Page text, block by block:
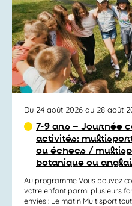
Du 24 août 2026 au 28 août
7-9 ans – Journée
activités:
ou échecs /
botanique ou
Au programme Vous pouvez
votre enfant parmi plusieurs
envies : Le matin Multisport